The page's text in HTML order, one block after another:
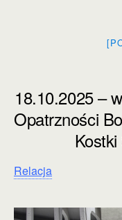
18.10.2025 –
Opatrzności
Relacja